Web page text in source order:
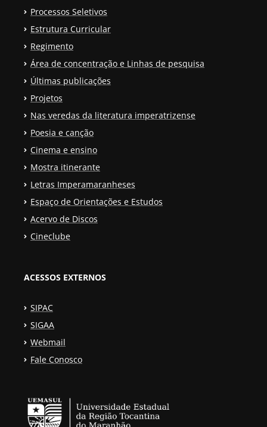
Processos Seletivos
Estrutura Curricular
Regimento
Área de concentração e Linhas de pesquisa
Últimas publicações
Projetos
Nas veredas da literatura imperatrizense
Poesia e canção
Cinema e ensino
Mostra itinerante
Letras Imperamaranheses
Espaço de Orientações e Estudos
Acervo de Discos
Cineclube
ACESSOS EXTERNOS
SIPAC
SIGAA
Webmail
Fale Conosco